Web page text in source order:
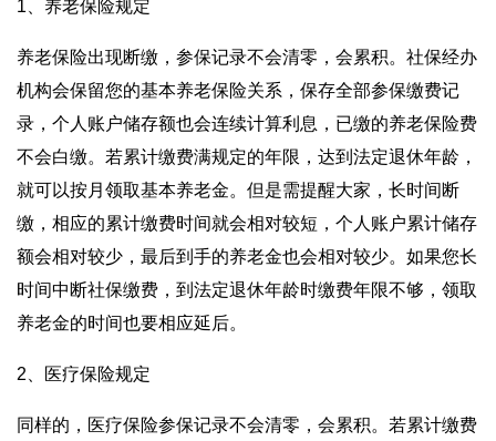
1、养老保险规定
养老保险出现断缴，参保记录不会清零，会累积。社保经办
机构会保留您的基本养老保险关系，保存全部参保缴费记
录，个人账户储存额也会连续计算利息，已缴的养老保险费
不会白缴。若累计缴费满规定的年限，达到法定退休年龄，
就可以按月领取基本养老金。但是需提醒大家，长时间断
缴，相应的累计缴费时间就会相对较短，个人账户累计储存
额会相对较少，最后到手的养老金也会相对较少。如果您长
时间中断社保缴费，到法定退休年龄时缴费年限不够，领取
养老金的时间也要相应延后。
2、医疗保险规定
同样的，医疗保险参保记录不会清零，会累积。若累计缴费